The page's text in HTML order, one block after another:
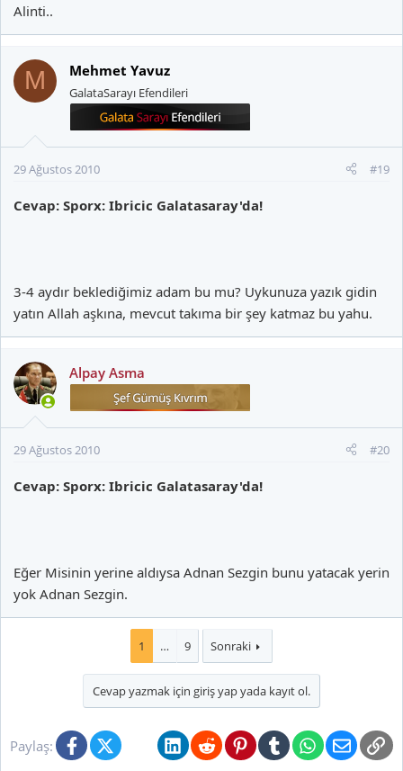
Alinti..
M Mehmet Yavuz
GalataSarayı Efendileri
29 Ağustos 2010 #19
Cevap: Sporx: Ibricic Galatasaray'da!
3-4 aydır beklediğimiz adam bu mu? Uykunuza yazık gidin
yatın Allah aşkına, mevcut takıma bir şey katmaz bu yahu.
Alpay Asma
29 Ağustos 2010 #20
Cevap: Sporx: Ibricic Galatasaray'da!
Eğer Misinin yerine aldıysa Adnan Sezgin bunu yatacak yerin
yok Adnan Sezgin.
1 … 9 Sonraki
Cevap yazmak için giriş yap yada kayıt ol.
Paylaş: FacebookX (Twitter)BlueskyLinkedInRedditPinterestTumblrWhatsApp
E-posta